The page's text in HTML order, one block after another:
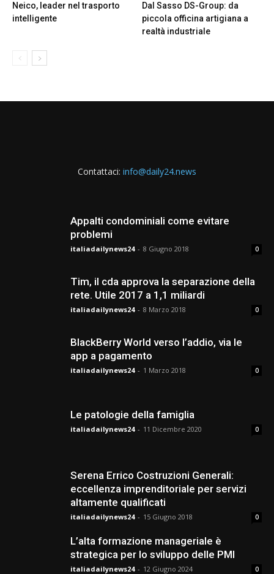
Neico, leader nel trasporto
intelligente
Dal Sasso DS-Group: da
piccola officina artigiana a
realtà industriale
Contattaci: info@daily24.news
Appalti condominiali come evitare
problemi
italiadailynews24 - 8 Giugno 2018 0
Tim, il cda approva la separazione della
rete. Utile 2017 a 1,1 miliardi
italiadailynews24 - 8 Marzo 2018 0
BlackBerry World verso l’addio, via le
app a pagamento
italiadailynews24 - 1 Marzo 2018 0
Le patologie della famiglia
italiadailynews24 - 11 Dicembre 2020 0
Serena Errico Costruzioni Generali:
eccellenza imprenditoriale per servizi
altamente qualificati
italiadailynews24 - 15 Giugno 2018 0
L’alta formazione manageriale è
strategica per lo sviluppo delle PMI
italiadailynews24 - 12 Giugno 2024 0